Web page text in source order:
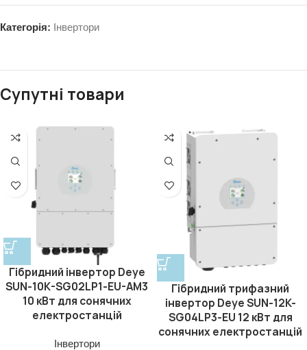
Категорія: Інвертори
Супутні товари
Гібридний інвертор Deye
SUN-10K-SG02LP1-EU-AM3
10 кВт для сонячних
електростанцій
Інвертори
Гібридний трифазний
інвертор Deye SUN-12K-
SG04LP3-EU 12 кВт для
сонячних електростанцій